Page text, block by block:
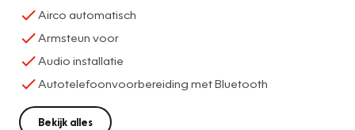
Airco automatisch
Armsteun voor
Audio installatie
Autotelefoonvoorbereiding met Bluetooth
Bekijk alles